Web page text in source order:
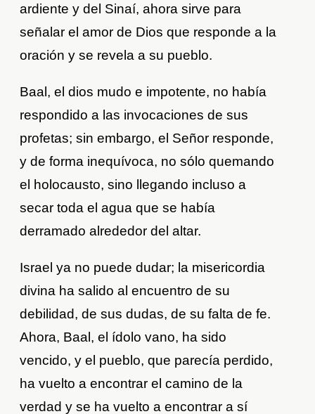
ardiente y del Sinaí, ahora sirve para
señalar el amor de Dios que responde a la
oración y se revela a su pueblo.
Baal, el dios mudo e impotente, no había
respondido a las invocaciones de sus
profetas; sin embargo, el Señor responde,
y de forma inequívoca, no sólo quemando
el holocausto, sino llegando incluso a
secar toda el agua que se había
derramado alrededor del altar.
Israel ya no puede dudar; la misericordia
divina ha salido al encuentro de su
debilidad, de sus dudas, de su falta de fe.
Ahora, Baal, el ídolo vano, ha sido
vencido, y el pueblo, que parecía perdido,
ha vuelto a encontrar el camino de la
verdad y se ha vuelto a encontrar a sí